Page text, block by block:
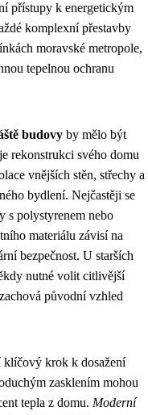
přístupy k energetickým
komplexní přestavby
moravské metropole,
tepelnou ochranu
budovy by mělo být
rekonstrukci svého domu
vnějších stěn, střechy a
bydlení. Nejčastěji se
s polystyrenem nebo
materiálu závisí na
bezpečnost. U starších
nutné volit citlivější
původní vzhled
klíčový krok k dosažení
zasklením mohou
tepla z domu. Moderní